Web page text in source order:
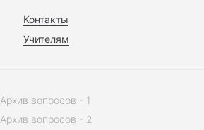
Контакты
Учителям
Архив вопросов - 1
Архив вопросов - 2